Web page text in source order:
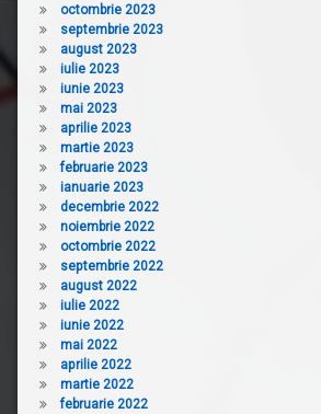
octombrie 2023
septembrie 2023
august 2023
iulie 2023
iunie 2023
mai 2023
aprilie 2023
martie 2023
februarie 2023
ianuarie 2023
decembrie 2022
noiembrie 2022
octombrie 2022
septembrie 2022
august 2022
iulie 2022
iunie 2022
mai 2022
aprilie 2022
martie 2022
februarie 2022